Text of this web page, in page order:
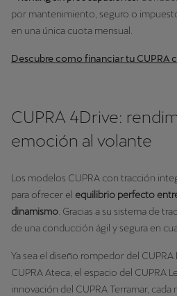
por mantenimiento, seguro o
en una única cuota mensual.
Descubre como financiar tu CUPRA
CUPRA 4Drive:
emoción al volante
Los modelos CUPRA con tracción
para ofrecer el equilibrio perfecto
dinamismo . Gracias a su sistema de
de una conducción ágil y segura en
Ya sea el diseño rompedor del
CUPRA Ateca, el espacio del CUPRA
innovación del CUPRA Terramar,